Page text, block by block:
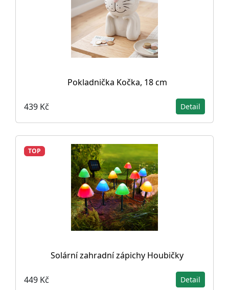
Pokladnička Kočka, 18 cm
439 Kč Detail
TOP
Solární zahradní zápichy Houbičky
449 Kč Detail